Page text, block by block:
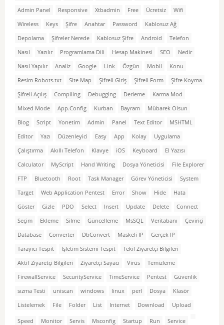
Admin Panel
Responsive Xtbadmin Free Ücretsiz
Wifi
Wireless
Keys Şifre Anahtar Password
Kablosuz Ağ
Depolama
Şifreler Nerede Kablosuz Şifre Android
Telefon
Nasıl
Yazılır Programlama Dili Hesap Makinesi SEO
Nedir
Nasıl Yapılır
Analiz Google Link Özgün Mobil
Konu
Resim Robots.txt
Site Map Şifreli Giriş Şifreli Form
Şifre Koyma
Şifreli Açılış
Compiling Debugging Derleme
Karma Mod
Mixed Mode
App.Config Kurban Bayram
Mübarek Olsun
Blog
Script Yonetim Admin Panel Text Editor
MSHTML
Editor
Yazı Düzenleyici Easy App Kolay
Uygulama
Çalıştırma
Akıllı Telefon Klavye iOS Keyboard
El Yazısı
Calculator
MyScript Hand Writing Dosya Yöneticisi
File Explorer
FTP
Bluetooth Root Task Manager Görev Yöneticisi
System
Target
Web Application Pentest Error Show Hide
Hata
Göster
Gizle PDO Select Insert Update Delete
Connect
Seçim
Ekleme Silme Güncelleme MsSQL Veritabanı
Çeviriçi
Database
Converter DbConvert Maskeli IP
Gerçek IP
Tarayıcı Tespit
İşletim Sistemi Tespit
Tekil Ziyaretçi Bilgileri
Aktif Ziyaretçi Bilgileri
Ziyaretçi Sayacı Virüs
Temizleme
FirewallService
SecurityService TimeService Pentest
Güvenlik
sızma Testi
uniscan windows linux perl Dosya
Klasör
Listelemek
File Folder List Internet Download Upload
Speed Monitor Servis Msconfig Startup Run
Service